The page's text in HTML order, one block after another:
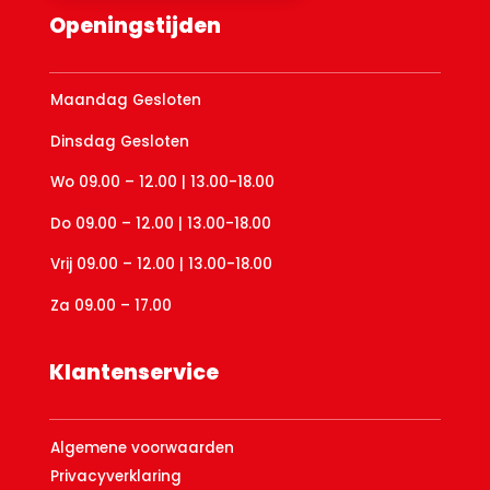
Openingstijden
Maandag Gesloten
Dinsdag Gesloten
Wo 09.00 – 12.00 | 13.00-18.00
Do 09.00 – 12.00 | 13.00-18.00
Vrij 09.00 – 12.00 | 13.00-18.00
Za 09.00 – 17.00
Klantenservice
Algemene voorwaarden
Privacyverklaring